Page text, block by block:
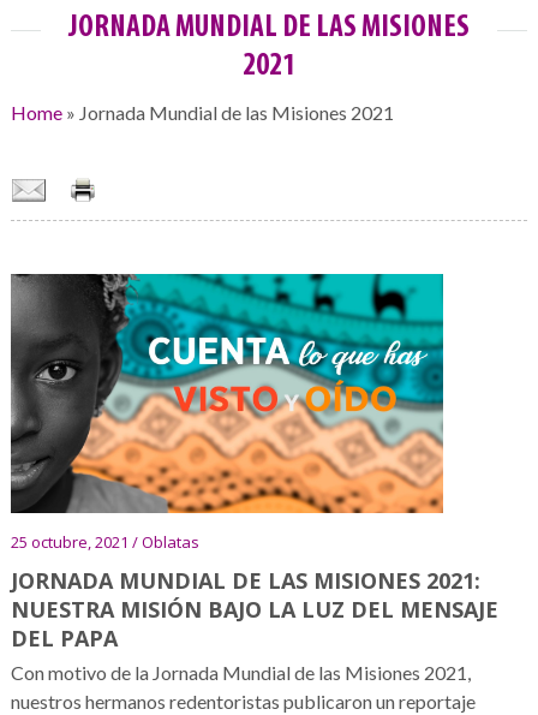
JORNADA MUNDIAL DE LAS MISIONES
2021
Home» Jornada Mundial de las Misiones 2021
25 octubre, 2021 / Oblatas
JORNADA MUNDIAL DE LAS MISIONES 2021:
NUESTRA MISIÓN BAJO LA LUZ DEL MENSAJE
DEL PAPA
Con motivo de la Jornada Mundial de las Misiones 2021,
nuestros hermanos redentoristas publicaron un reportaje